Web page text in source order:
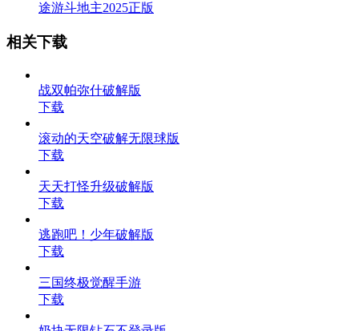
途游斗地主2025正版
相关下载
战双帕弥什破解版
下载
滚动的天空破解无限球版
下载
天天打怪升级破解版
下载
逃跑吧！少年破解版
下载
三国终极觉醒手游
下载